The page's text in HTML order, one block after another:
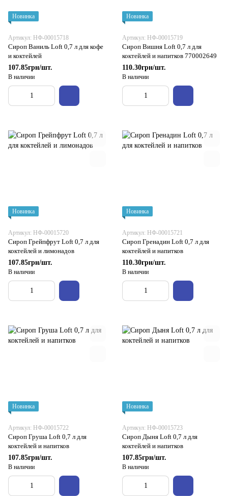
Новинка
Артикул: НФ-00015718
Сироп Ваниль Loft 0,7 л для кофе
и коктейлей
107.85грн/шт.
В наличии
Новинка
Артикул: НФ-00015719
Сироп Вишня Loft 0,7 л для
коктейлей и напитков 770002649
110.30грн/шт.
В наличии
Новинка
Артикул: НФ-00015720
Сироп Грейпфрут Loft 0,7 л для
коктейлей и лимонадов
107.85грн/шт.
В наличии
Новинка
Артикул: НФ-00015721
Сироп Гренадин Loft 0,7 л для
коктейлей и напитков
110.30грн/шт.
В наличии
Новинка
Артикул: НФ-00015722
Сироп Груша Loft 0,7 л для
коктейлей и напитков
107.85грн/шт.
В наличии
Новинка
Артикул: НФ-00015723
Сироп Дыня Loft 0,7 л для
коктейлей и напитков
107.85грн/шт.
В наличии